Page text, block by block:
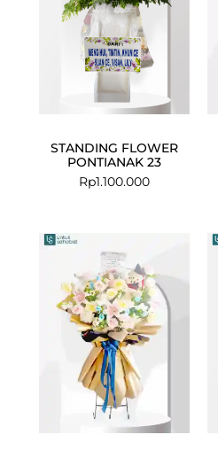
STANDING FLOWER
PONTIANAK 23
Rp1.100.000